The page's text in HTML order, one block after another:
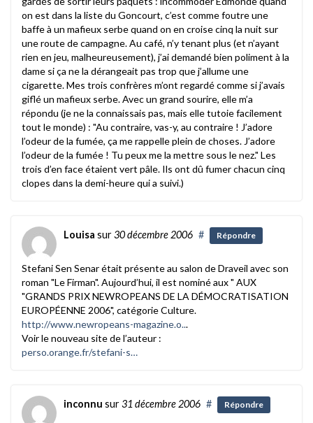
on est dans la liste du Goncourt, c’est comme foutre une
baffe à un mafieux serbe quand on en croise cinq la nuit sur
une route de campagne. Au café, n’y tenant plus (et n’ayant
rien en jeu, malheureusement), j’ai demandé bien poliment à la
dame si ça ne la dérangeait pas trop que j’allume une
cigarette. Mes trois confrères m’ont regardé comme si j’avais
giflé un mafieux serbe. Avec un grand sourire, elle m’a
répondu (je ne la connaissais pas, mais elle tutoie facilement
tout le monde) : "Au contraire, vas-y, au contraire ! J’adore
l’odeur de la fumée, ça me rappelle plein de choses. J’adore
l’odeur de la fumée ! Tu peux me la mettre sous le nez." Les
trois d’en face étaient vert pâle. Ils ont dû fumer chacun cinq
clopes dans la demi-heure qui a suivi.)
Louisa sur30 décembre 2006 # Répondre
Stefani Sen Senar était présente au salon de Draveil avec son
roman "Le Firman". Aujourd’hui, il est nominé aux " AUX
"GRANDS PRIX NEWROPEANS DE LA DÉMOCRATISATION
EUROPÉENNE 2006", catégorie Culture.
http://www.newropeans-magazine.o...
Voir le nouveau site de l’auteur :
perso.orange.fr/stefani-s…
inconnu sur31 décembre 2006 # Répondre